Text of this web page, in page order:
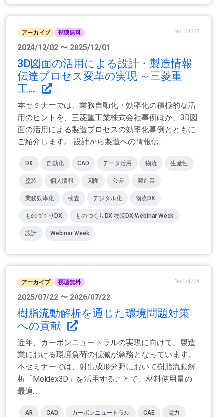
アーカイブ 視聴無料 No.154825
2024/12/02 〜 2025/12/01
3D図面の活用による設計・製造情報
伝達プロセス変革の実現 ～三菱重
工...
本セミナーでは、業務自動化・効率化の積極的な活
用のヒントを、三菱重工業株式会社事例ほか、3D図
面の活用による製造プロセスの効率化事例とともに
ご紹介します。 設計から製造への情報伝...
DX 自動化 CAD データ活用 物流 生産性
塗装 個人情報 図面 公差 製造業
業務効率化 検査 デジタル化 物流DX
ものづくりDX ものづくりDX 物流DX Webinar Week
設計 Webinar Week
アーカイブ 視聴無料 No.154794
2025/07/22 〜 2026/07/22
樹脂流動解析を通じた環境問題対策
への貢献
近年、カーボンニュートラルの実現に向けて、製造
業における環境負荷の低減が急務となっています。
本セミナーでは、射出成形分野において樹脂流動解
析「Moldex3D」を活用することで、材料使用量の
最適...
AR CAD カーボンニュートラル CAE 電力